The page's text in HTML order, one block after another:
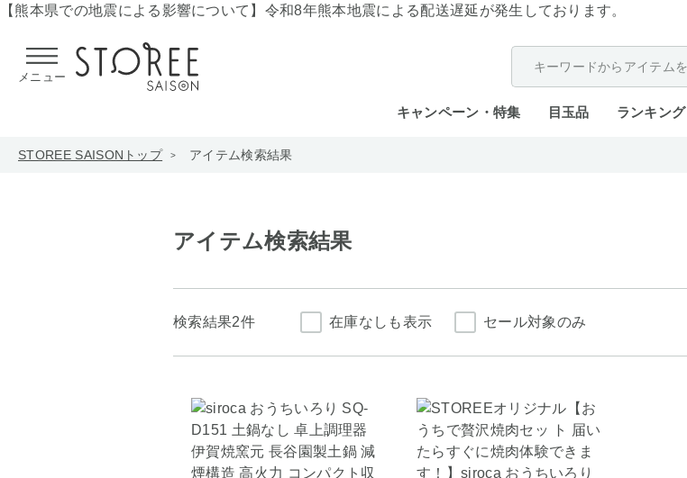
【熊本県での地震による影響について】 令和8年熊本地震による配送遅延が発生しております。
メニュー
キャンペーン・特集 目玉品 ランキング
STOREE SAISONトップ アイテム検索結果
アイテム検索結果
検索結果2件 在庫なしも表示 セール対象のみ